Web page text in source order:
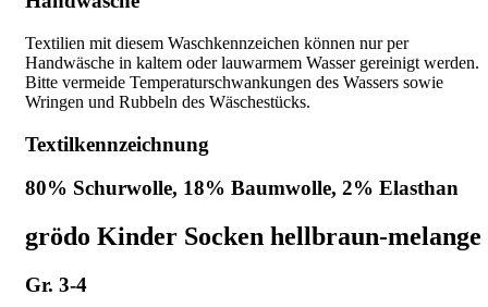
Textilien mit diesem Waschkennzeichen können nur per
Handwäsche in kaltem oder lauwarmem Wasser gereinigt werden.
Bitte vermeide Temperaturschwankungen des Wassers sowie
Wringen und Rubbeln des Wäschestücks.
Textilkennzeichnung
80% Schurwolle, 18% Baumwolle, 2% Elasthan
grödo Kinder Socken hellbraun-melange
Gr. 3-4